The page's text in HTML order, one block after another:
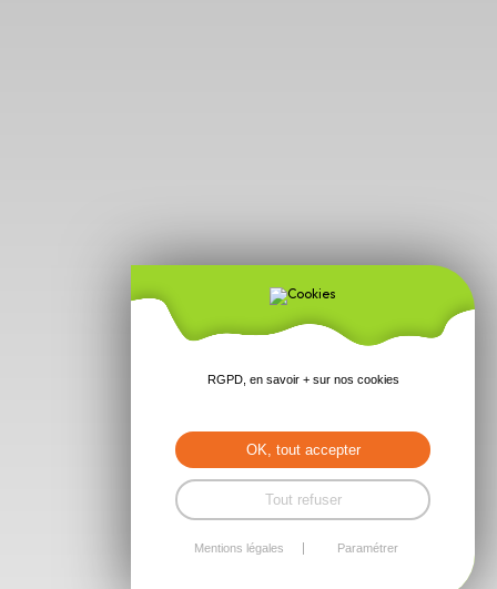
RGPD, en savoir + sur nos cookies
OK, tout accepter
Tout refuser
Mentions légales Paramétrer